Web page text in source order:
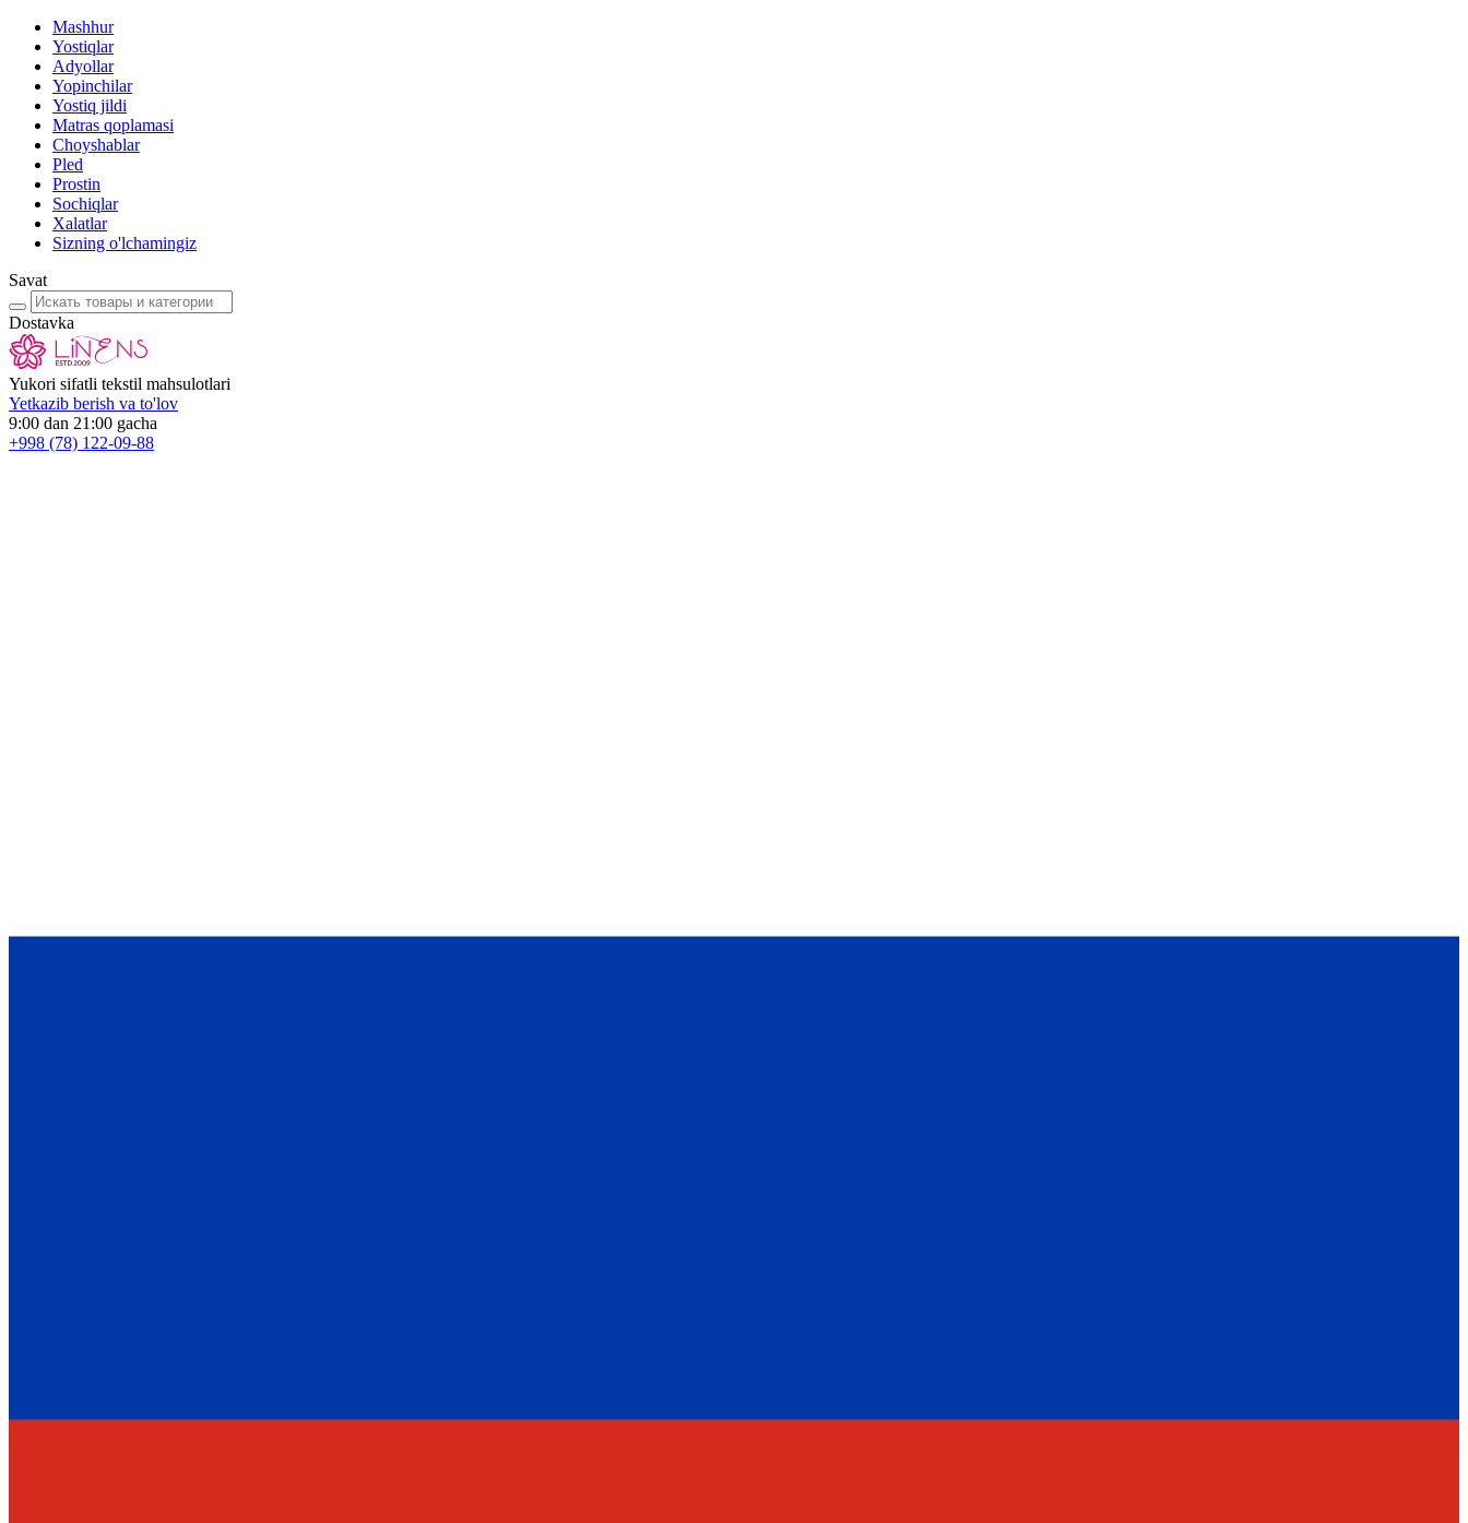
Mashhur
Yostiqlar
Adyollar
Yopinchilar
Yostiq jildi
Matras qoplamasi
Choyshablar
Pled
Prostin
Sochiqlar
Xalatlar
Sizning o'lchamingiz
Savat
Dostavka
Yukori sifatli tekstil mahsulotlari
Yetkazib berish va to'lov
9:00 dan 21:00 gacha
+998 (78) 122-09-88